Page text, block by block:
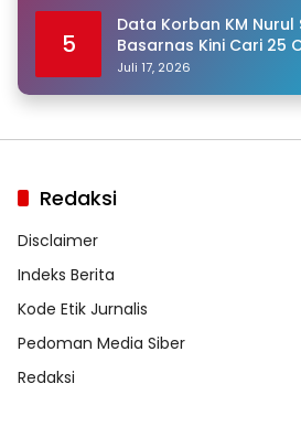
5
Data Korban KM
Basarnas Kini Cari 25
Hilang
Juli 17, 2026
Redaksi
Disclaimer
Indeks Berita
Kode Etik Jurnalis
Pedoman Media Siber
Redaksi